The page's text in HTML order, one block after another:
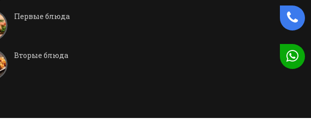
Первые блюда
Вторые блюда